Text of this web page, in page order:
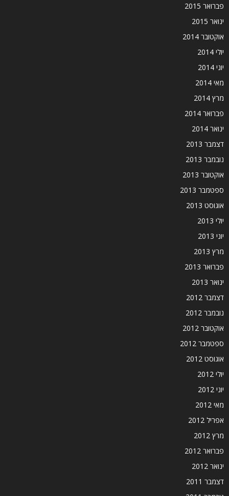
פברואר 2015
ינואר 2015
אוקטובר 2014
יולי 2014
יוני 2014
מאי 2014
מרץ 2014
פברואר 2014
ינואר 2014
דצמבר 2013
נובמבר 2013
אוקטובר 2013
ספטמבר 2013
אוגוסט 2013
יולי 2013
יוני 2013
מרץ 2013
פברואר 2013
ינואר 2013
דצמבר 2012
נובמבר 2012
אוקטובר 2012
ספטמבר 2012
אוגוסט 2012
יולי 2012
יוני 2012
מאי 2012
אפריל 2012
מרץ 2012
פברואר 2012
ינואר 2012
דצמבר 2011